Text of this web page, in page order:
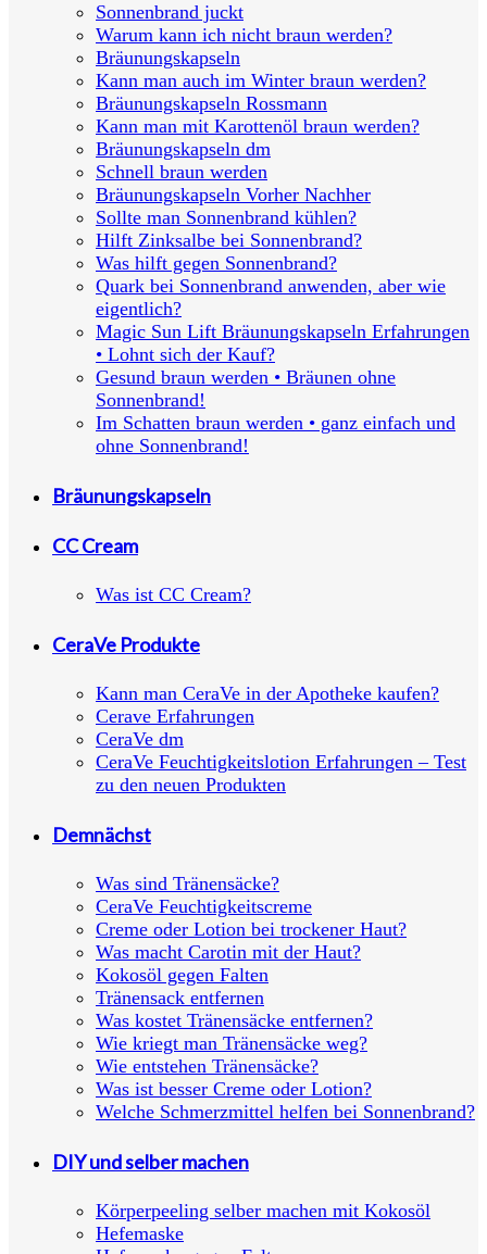
Sonnenbrand juckt
Warum kann ich nicht braun werden?
Bräunungskapseln
Kann man auch im Winter braun werden?
Bräunungskapseln Rossmann
Kann man mit Karottenöl braun werden?
Bräunungskapseln dm
Schnell braun werden
Bräunungskapseln Vorher Nachher
Sollte man Sonnenbrand kühlen?
Hilft Zinksalbe bei Sonnenbrand?
Was hilft gegen Sonnenbrand?
Quark bei Sonnenbrand anwenden, aber wie
eigentlich?
Magic Sun Lift Bräunungskapseln Erfahrungen
• Lohnt sich der Kauf?
Gesund braun werden • Bräunen ohne
Sonnenbrand!
Im Schatten braun werden • ganz einfach und
ohne Sonnenbrand!
Bräunungskapseln
CC Cream
Was ist CC Cream?
CeraVe Produkte
Kann man CeraVe in der Apotheke kaufen?
Cerave Erfahrungen
CeraVe dm
CeraVe Feuchtigkeitslotion Erfahrungen – Test
zu den neuen Produkten
Demnächst
Was sind Tränensäcke?
CeraVe Feuchtigkeitscreme
Creme oder Lotion bei trockener Haut?
Was macht Carotin mit der Haut?
Kokosöl gegen Falten
Tränensack entfernen
Was kostet Tränensäcke entfernen?
Wie kriegt man Tränensäcke weg?
Wie entstehen Tränensäcke?
Was ist besser Creme oder Lotion?
Welche Schmerzmittel helfen bei Sonnenbrand?
DIY und selber machen
Körperpeeling selber machen mit Kokosöl
Hefemaske